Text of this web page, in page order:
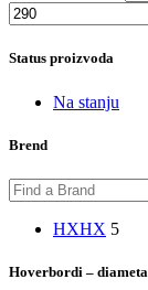
Status proizvoda
Na stanju
Brend
HXHX 5
Hoverbordi –